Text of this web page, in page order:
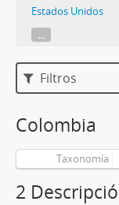
Estados Unidos
...
Filtros
Colombia
Taxonomía
2